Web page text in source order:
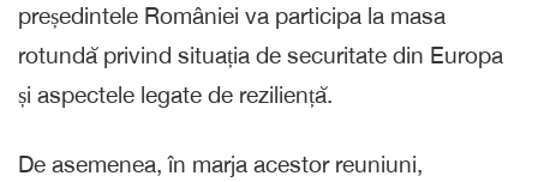
președintele României va participa la masa
rotundă privind situația de securitate din Europa
și aspectele legate de reziliență.
De asemenea, în marja acestor reuniuni,